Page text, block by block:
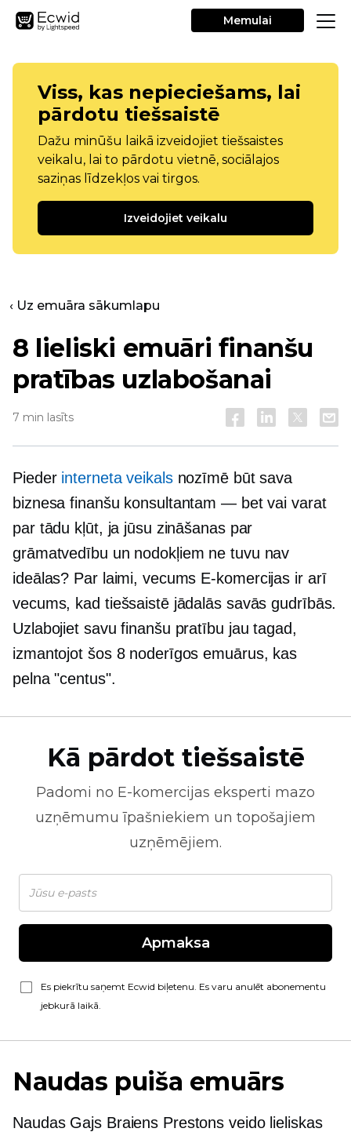
Memulai
Viss, kas nepieciešams, lai
pārdotu tiešsaistē
Dažu minūšu laikā izveidojiet tiešsaistes
veikalu, lai to pārdotu vietnē, sociālajos
saziņas līdzekļos vai tirgos.
Izveidojiet veikalu
‹ Uz emuāra sākumlapu
8 lieliski emuāri finanšu
pratības uzlabošanai
7 min lasīts
Pieder interneta veikalsnozīmē būt sava
biznesa finanšu konsultantam — bet vai varat
par tādu kļūt, ja jūsu zināšanas par
grāmatvedību un nodokļiem ne tuvu nav
ideālas? Par laimi, vecums E-komercijas ir arī
vecums, kad tiešsaistē jādalās savās gudrībās.
Uzlabojiet savu finanšu pratību jau tagad,
izmantojot šos 8 noderīgos emuārus, kas
pelna "centus".
Kā pārdot tiešsaistē
Padomi no E-komercijas eksperti mazo
uzņēmumu īpašniekiem un topošajiem
uzņēmējiem.
Apmaksa
Es piekrītu saņemt Ecwid biļetenu. Es varu anulēt abonementu
jebkurā laikā.
Naudas puiša emuārs
Naudas Gajs Braiens Prestons veido lieliskas